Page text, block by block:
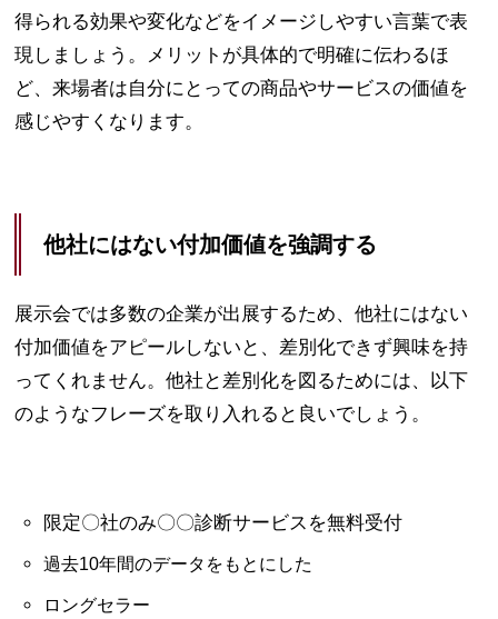
得られる効果や変化などをイメージしやすい言葉で表
現しましょう。メリットが具体的で明確に伝わるほ
ど、来場者は自分にとっての商品やサービスの価値を
感じやすくなります。
他社にはない付加価値を強調する
展示会では多数の企業が出展するため、他社にはない
付加価値をアピールしないと、差別化できず興味を持
ってくれません。他社と差別化を図るためには、以下
のようなフレーズを取り入れると良いでしょう。
限定〇社のみ〇〇診断サービスを無料受付
過去10年間のデータをもとにした
ロングセラー